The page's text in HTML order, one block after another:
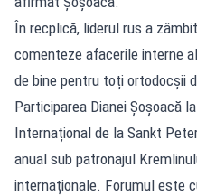
În recplică, liderul rus a
comenteze afacerile interne
de bine pentru toți ortodocșii
Participarea Dianei Șoșoacă
Internațional de la Sankt
anual sub patronajul
internaționale. Forumul este